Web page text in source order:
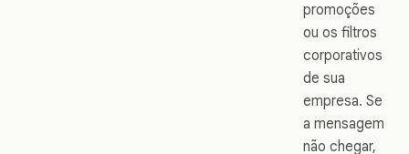
promoções
ou os filtros
corporativos
de sua
empresa. Se
a mensagem
não chegar,